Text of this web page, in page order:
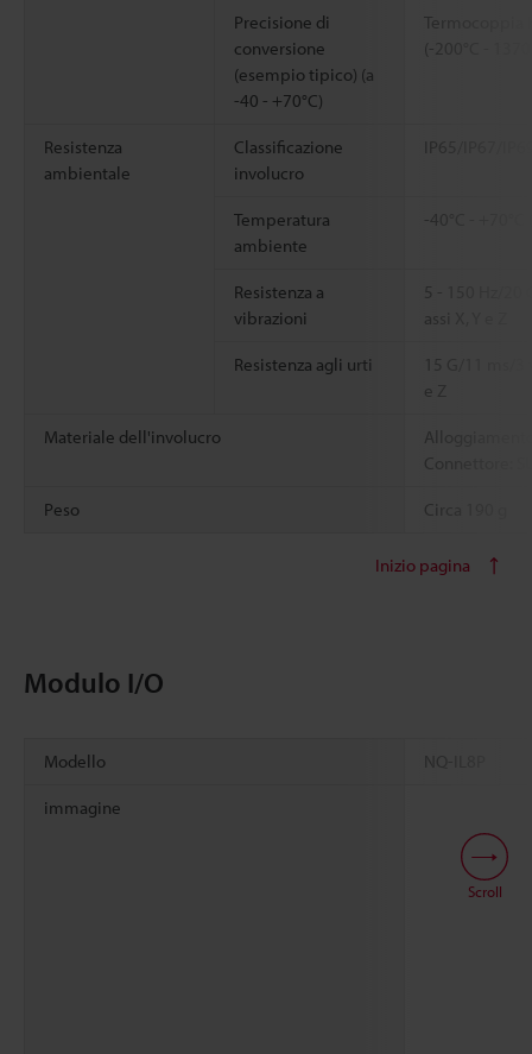
Precisione di
conversione
(esempio tipico) (a
-40 - +70°C)
Termocoppia
(-200°C -
Resistenza
ambientale
Classificazione
involucro
IP65/IP67/
Temperatura
ambiente
-40°C -
Resistenza a
vibrazioni
5 - 150 Hz/20
assi X, Y e Z
Resistenza agli urti
e Z
Materiale dell'involucro
Connettore:
Peso Circa 190 g
Inizio pagina
Modulo I/O
Modello
immagine
Scroll